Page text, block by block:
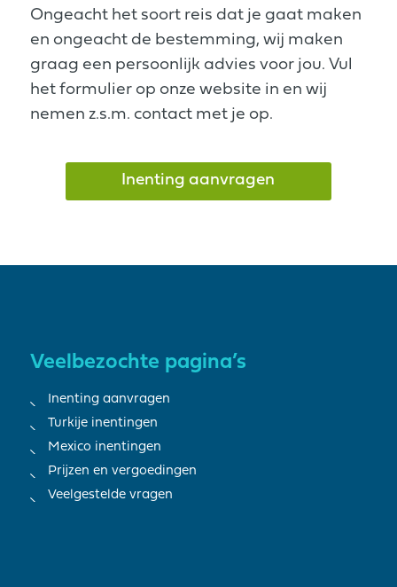
Ongeacht het soort reis dat je gaat maken
en ongeacht de bestemming, wij maken
graag een persoonlijk advies voor jou. Vul
het formulier op onze website in en wij
nemen z.s.m. contact met je op.
Inenting aanvragen
Veelbezochte pagina’s
Inenting aanvragen
Turkije inentingen
Mexico inentingen
Prijzen en vergoedingen
Veelgestelde vragen